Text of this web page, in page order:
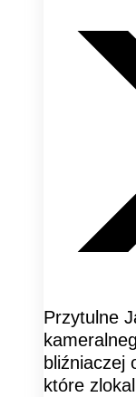
Przytulne
bliźniaczej
które